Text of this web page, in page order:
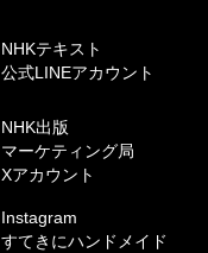
NHKテキスト
公式LINEアカウント
NHK出版
マーケティング局
Xアカウント
Instagram
すてきにハンドメイド